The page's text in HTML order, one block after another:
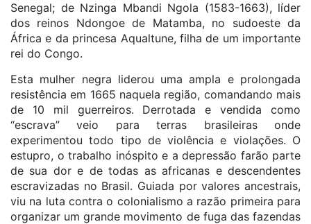
Senegal; de Nzinga Mbandi Ngola (1583-1663), líder
dos reinos Ndongoe de Matamba, no sudoeste da
África e da princesa Aqualtune, filha de um importante
rei do Congo.
Esta mulher negra liderou uma ampla e prolongada
resistência em 1665 naquela região, comandando mais
de 10 mil guerreiros. Derrotada e vendida como
“escrava” veio para terras brasileiras onde
experimentou todo tipo de violência e violações. O
estupro, o trabalho inóspito e a depressão farão parte
de sua dor e de todas as africanas e descendentes
escravizadas no Brasil. Guiada por valores ancestrais,
viu na luta contra o colonialismo a razão primeira para
organizar um grande movimento de fuga das fazendas